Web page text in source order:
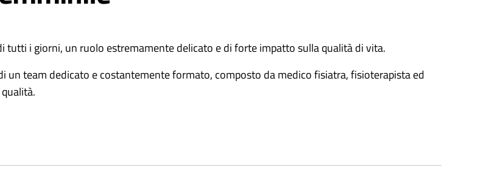
tutti i giorni, un ruolo estremamente delicato e di forte impatto sulla qualità di vita.
un team dedicato e costantemente formato, composto da medico fisiatra, fisioterapista ed